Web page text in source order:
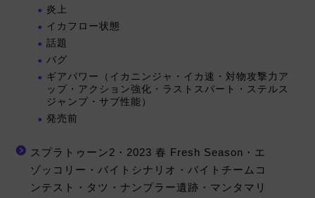
炎上
イカフロー状態
話題
バグ
ギアパワー（イカニンジャ・イカ速・対物攻撃力ア
ップ・アクション強化・ラストスパート・ステルス
ジャンプ・サブ性能）
発売前
スプラトゥーン2・2023 春 Fresh Season・エ
ゾッコリー・バイトシナリオ・バイトチームコ
ンテスト・タツ・ナンプラー遺跡・マンタマリ